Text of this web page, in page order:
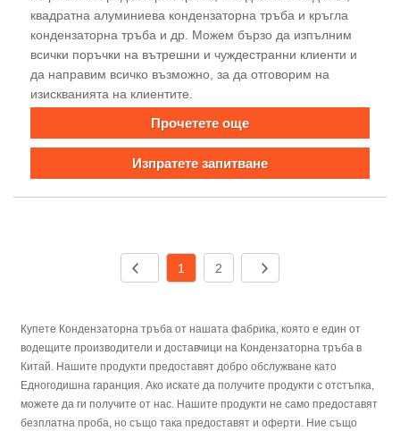
квадратна алуминиева кондензаторна тръба и кръгла
кондензаторна тръба и др. Можем бързо да изпълним
всички поръчки на вътрешни и чуждестранни клиенти и
да направим всичко възможно, за да отговорим на
изискванията на клиентите.
Прочетете още
Изпратете запитване
1 2
Купете Кондензаторна тръба от нашата фабрика, която е един от
водещите производители и доставчици на Кондензаторна тръба в
Китай. Нашите продукти предоставят добро обслужване като
Едногодишна гаранция. Ако искате да получите продукти с отстъпка,
можете да ги получите от нас. Нашите продукти не само предоставят
безплатна проба, но също така предоставят и оферти. Ние също